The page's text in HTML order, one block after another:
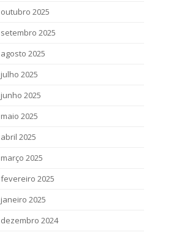
outubro 2025
setembro 2025
agosto 2025
julho 2025
junho 2025
maio 2025
abril 2025
março 2025
fevereiro 2025
janeiro 2025
dezembro 2024